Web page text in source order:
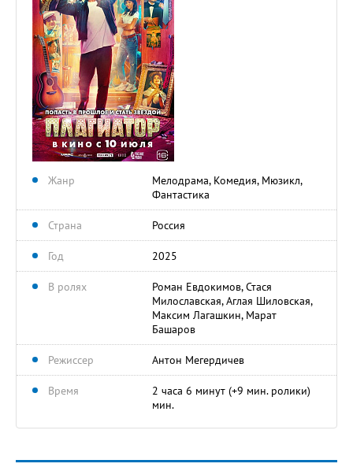
Жанр
Мелодрама, Комедия, Мюзикл,
Фантастика
Страна Россия
Год 2025
В ролях
Роман Евдокимов, Стася
Милославская, Аглая Шиловская,
Максим Лагашкин, Марат
Башаров
Режиссер Антон Мегердичев
Время
2 часа 6 минут (+9 мин. ролики)
мин.